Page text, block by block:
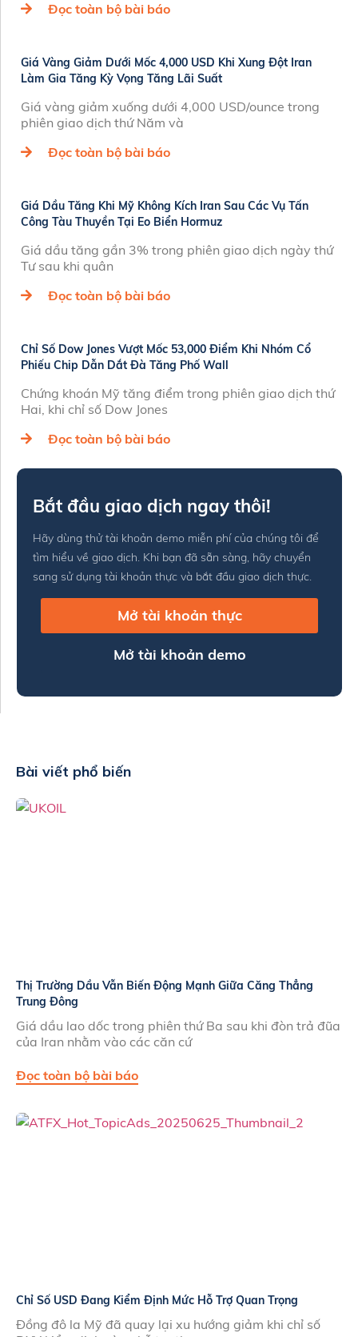
Đọc toàn bộ bài báo
Giá Vàng Giảm Dưới Mốc 4,000 USD Khi Xung Đột Iran
Làm Gia Tăng Kỳ Vọng Tăng Lãi Suất
Giá vàng giảm xuống dưới 4,000 USD/ounce trong
phiên giao dịch thứ Năm và
Đọc toàn bộ bài báo
Giá Dầu Tăng Khi Mỹ Không Kích Iran Sau Các Vụ Tấn
Công Tàu Thuyền Tại Eo Biển Hormuz
Giá dầu tăng gần 3% trong phiên giao dịch ngày thứ
Tư sau khi quân
Đọc toàn bộ bài báo
Chỉ Số Dow Jones Vượt Mốc 53,000 Điểm Khi Nhóm Cổ
Phiếu Chip Dẫn Dắt Đà Tăng Phố Wall
Chứng khoán Mỹ tăng điểm trong phiên giao dịch thứ
Hai, khi chỉ số Dow Jones
Đọc toàn bộ bài báo
Bắt đầu giao dịch ngay thôi!
Hãy dùng thử tài khoản demo miễn phí của chúng tôi để
tìm hiểu về giao dịch. Khi bạn đã sẵn sàng, hãy chuyển
sang sử dụng tài khoản thực và bắt đầu giao dịch thực.
Mở tài khoản thực
Mở tài khoản demo
Bài viết phổ biến
Thị Trường Dầu Vẫn Biến Động Mạnh Giữa Căng Thẳng
Trung Đông
Giá dầu lao dốc trong phiên thứ Ba sau khi đòn trả đũa
của Iran nhằm vào các căn cứ
Đọc toàn bộ bài báo
Chỉ Số USD Đang Kiểm Định Mức Hỗ Trợ Quan Trọng
Đồng đô la Mỹ đã quay lại xu hướng giảm khi chỉ số